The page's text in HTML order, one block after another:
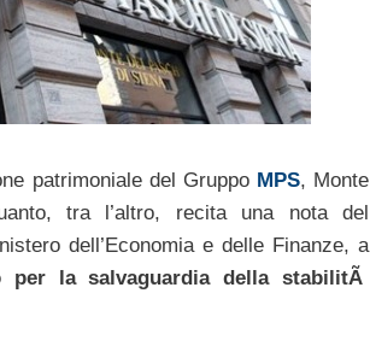
patrimoniale del Gruppo MPS, Monte
tra l’altro, recita una nota del
dell’Economia e delle Finanze, a
per la salvaguardia della stabilitÃ